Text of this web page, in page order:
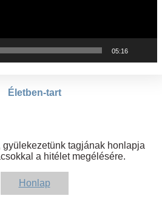
05:16
Életben-tart
tagjának honlapja
a hitélet megélésére.
Honlap